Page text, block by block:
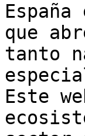
que
tanto
Este